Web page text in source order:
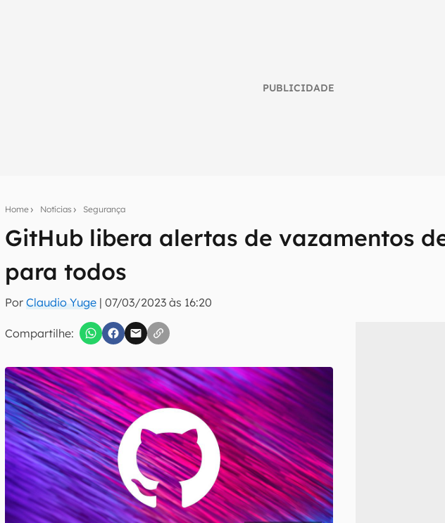
PUBLICIDADE
Home Notícias Segurança
GitHub libera alertas de vazamentos
para todos
PorClaudio Yuge |07/03/2023 às 16:20
Compartilhe:
Assine a newsletter do Canaltech e receba notícias e reviews sobre tecnologia
Confirmo que li, aceito e concordo com os Termos de Uso e Política de Privacidade do